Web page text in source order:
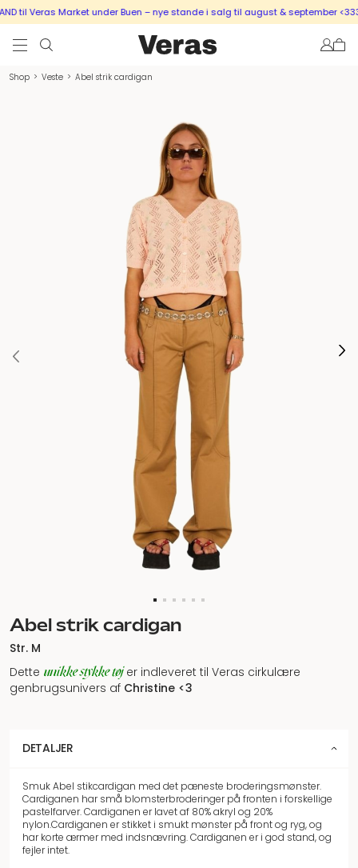
til Veras Market under Buen – nye stande i salg til august & september <333
Shop > Veste > Abel strik cardigan
Abel strik cardigan
Str. M
Dette unikke stykke tøjer indleveret til Veras cirkulære
genbrugsunivers af Christine <3
DETALJER
Smuk Abel stikcardigan med det pæneste broderingsmønster.
Cardiganen har små blomsterbroderinger på fronten i forskellige
pastelfarver. Cardiganen er lavet af 80% akryl og 20%
nylon.Cardiganen er stikket i smukt mønster på front og ryg, og
har korte ærmer med indsnævring. Cardiganen er i god stand, og
fejler intet.